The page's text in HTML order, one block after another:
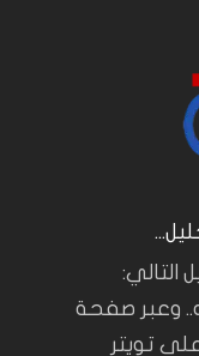
التالي:
almasalahsources@gmail.com.. وعبر صفحة
تويتر